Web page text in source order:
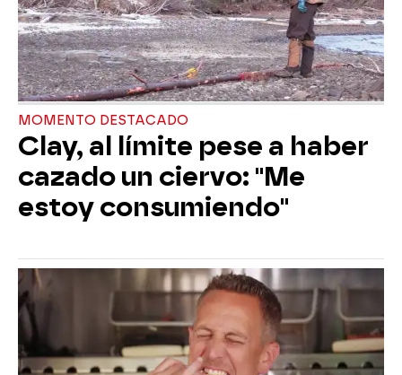
MOMENTO DESTACADO
Clay, al límite pese a haber
cazado un ciervo: "Me
estoy consumiendo"